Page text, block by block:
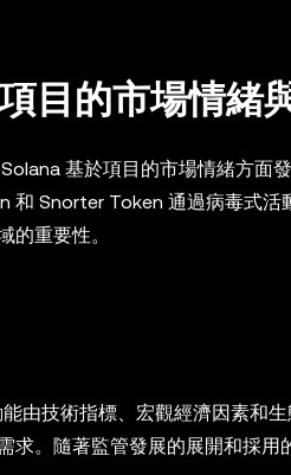
目的市場情緒
基於項目的市場情緒方面
和 Snorter Token 通過病毒式
的重要性。
由技術指標、宏觀經濟因素和
求。隨著監管發展的展開和採